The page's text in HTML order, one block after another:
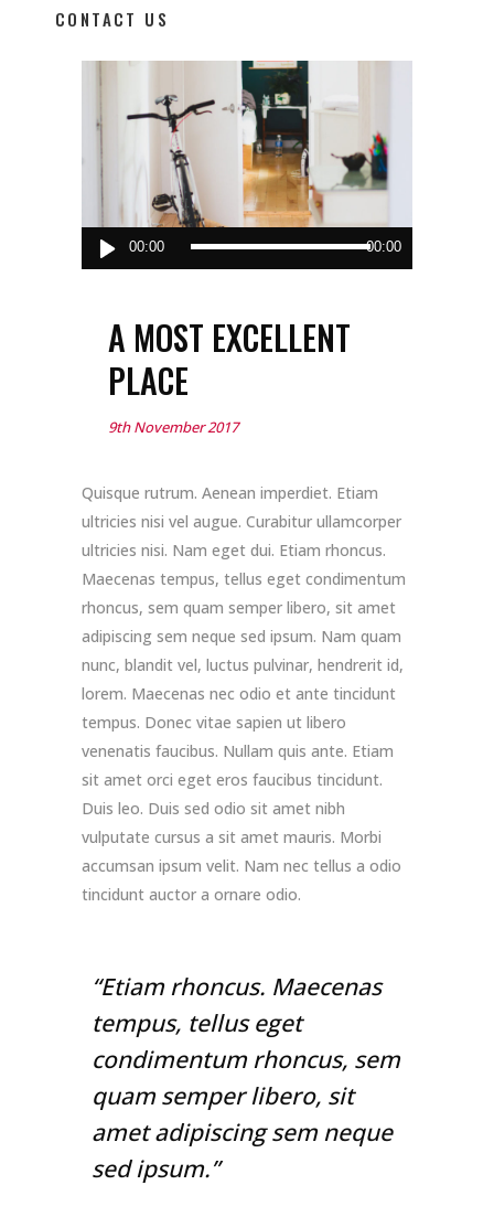
CONTACT US
Audio
Player
00:00 00:00
A MOST EXCELLENT
PLACE
9th November 2017
Quisque rutrum. Aenean imperdiet. Etiam
ultricies nisi vel augue. Curabitur ullamcorper
ultricies nisi. Nam eget dui. Etiam rhoncus.
Maecenas tempus, tellus eget condimentum
rhoncus, sem quam semper libero, sit amet
adipiscing sem neque sed ipsum. Nam quam
nunc, blandit vel, luctus pulvinar, hendrerit id,
lorem. Maecenas nec odio et ante tincidunt
tempus. Donec vitae sapien ut libero
venenatis faucibus. Nullam quis ante. Etiam
sit amet orci eget eros faucibus tincidunt.
Duis leo. Duis sed odio sit amet nibh
vulputate cursus a sit amet mauris. Morbi
accumsan ipsum velit. Nam nec tellus a odio
tincidunt auctor a ornare odio.
“Etiam rhoncus. Maecenas
tempus, tellus eget
condimentum rhoncus, sem
quam semper libero, sit
amet adipiscing sem neque
sed ipsum.”